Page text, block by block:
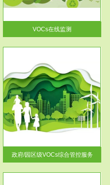
VOCs在线监测
政府/园区级VOCs综合管控服务